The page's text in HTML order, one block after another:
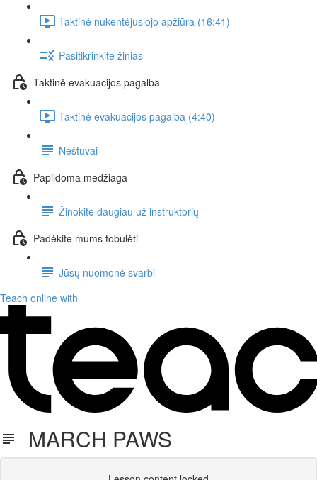
Taktinė nukentėjusiojo apžiūra (16:41)
Pasitikrinkite žinias
Taktinė evakuacijos pagalba
Taktinė evakuacijos pagalba (4:40)
Neštuvai
Papildoma medžiaga
Žinokite daugiau už instruktorių
Padėkite mums tobulėti
Jūsų nuomonė svarbi
Teach online with
MARCH PAWS